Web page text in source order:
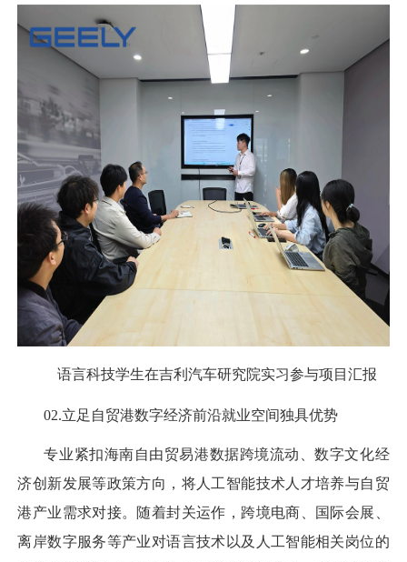
语言科技学生在吉利汽车研究院实习参与项目汇报
02.立足自贸港数字经济前沿就业空间独具优势
专业紧扣海南自由贸易港数据跨境流动、数字文化经
济创新发展等政策方向，将人工智能技术人才培养与自贸
港产业需求对接。随着封关运作，跨境电商、国际会展、
离岸数字服务等产业对语言技术以及人工智能相关岗位的